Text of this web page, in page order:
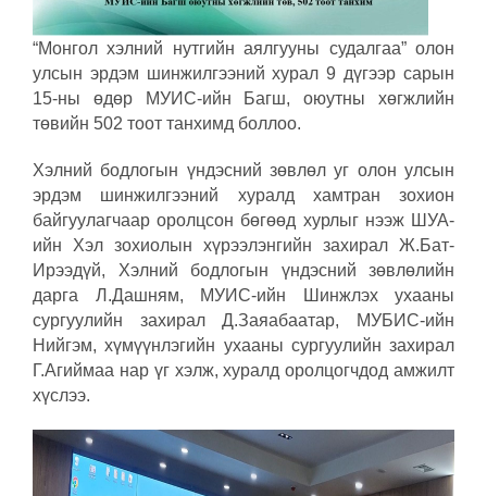
“Монгол хэлний нутгийн аялгууны судалгаа” олон
улсын эрдэм шинжилгээний хурал 9 дүгээр сарын
15-ны өдөр МУИС-ийн Багш, оюутны хөгжлийн
төвийн 502 тоот танхимд боллоо.
Хэлний бодлогын үндэсний зөвлөл уг олон улсын
эрдэм шинжилгээний хуралд хамтран зохион
байгуулагчаар оролцсон бөгөөд хурлыг нээж ШУА-
ийн Хэл зохиолын хүрээлэнгийн захирал Ж.Бат-
Ирээдүй, Хэлний бодлогын үндэсний зөвлөлийн
дарга Л.Дашням, МУИС-ийн Шинжлэх ухааны
сургуулийн захирал Д.Заяабаатар, МУБИС-ийн
Нийгэм, хүмүүнлэгийн ухааны сургуулийн захирал
Г.Агиймаа нар үг хэлж, хуралд оролцогчдод амжилт
хүслээ.